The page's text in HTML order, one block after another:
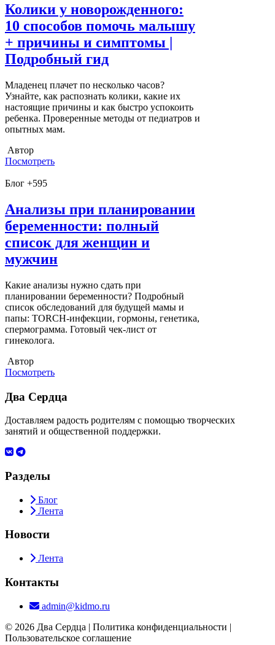
Колики у новорожденного:
10 способов помочь малышу
+ причины и симптомы |
Подробный гид
Младенец плачет по несколько часов?
Узнайте, как распознать колики, какие их
настоящие причины и как быстро успокоить
ребенка. Проверенные методы от педиатров и
опытных мам.
Автор
Посмотреть
Блог +595
Анализы при планировании
беременности: полный
список для женщин и
мужчин
Какие анализы нужно сдать при
планировании беременности? Подробный
список обследований для будущей мамы и
папы: TORCH-инфекции, гормоны, генетика,
спермограмма. Готовый чек-лист от
гинеколога.
Автор
Посмотреть
Два Сердца
Доставляем радость родителям с помощью творческих
занятий и общественной поддержки.
Разделы
Блог
Лента
Новости
Лента
Контакты
admin@kidmo.ru
© 2026 Два Сердца | Политика конфиденциальности |
Пользовательское соглашение